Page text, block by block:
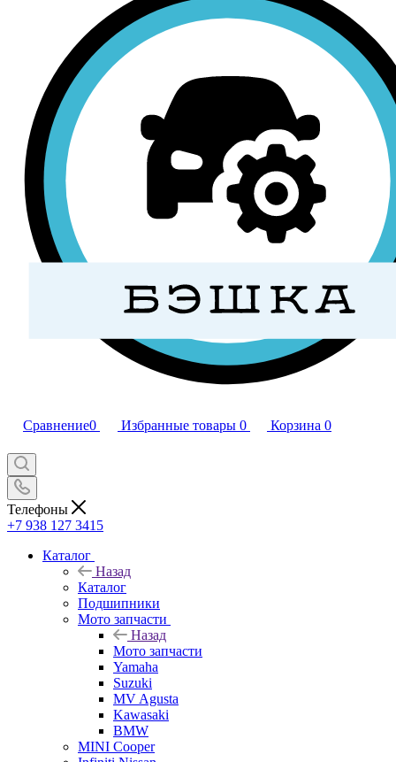
Сравнение0 Избранные товары 0 Корзина 0
Телефоны
+7 938 127 3415
Каталог
Назад
Каталог
Подшипники
Мото запчасти
Назад
Мото запчасти
Yamaha
Suzuki
MV Agusta
Kawasaki
BMW
MINI Cooper